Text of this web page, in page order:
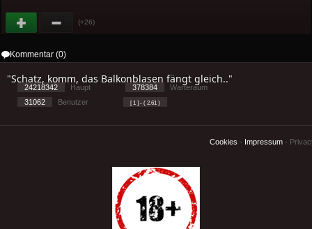
(+26)
Kommentar (0)
"Schatz, komm, das Balkonblasen fängt gleich.."
24218342 Haupt 378384
Warteraum
31062
Benutzer [ 1 ] - ( 2.61 )
Cookies - Impressum -